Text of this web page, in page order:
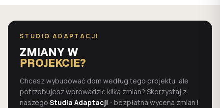
STUDIO ADAPTACJI
ZMIANY W
PROJEKCIE?
Chcesz wybudować dom według tego projektu, ale
potrzebujesz wprowadzić kilka zmian? Skorzystaj z
naszego Studia Adaptacji - bezpłatna wycena zmian i